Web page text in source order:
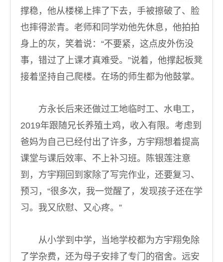
撑稳，他从楼梯上摔了下去，手被擦破了、脸
也摔得淤青。老师和同学劝他先休息，他拍拍
身上的灰，笑着说：“不要紧，这点皮外伤没
事，错过了上课才真难受。”说着，他撑起板凳
接着坚持自己爬楼。在场的师生都为他鼓掌。
方永长后来还做过工地临时工、水电工，
2019年跟随兄长养殖土鸡，收入有限。考虑到
爸妈为自己已经付出了许多，方宇翔想着提高
课堂与课后效率、不上补习班。陈银莲注意
到，方宇翔回到家除了写完作业，还要复习、
预习，“很多次，我一觉醒了，发现孩子还在学
习。我又欣慰、又心疼。”
从小学到中学，当地学校都为方宇翔免除
了学杂费，还为母子安排了专门的宿舍。远安